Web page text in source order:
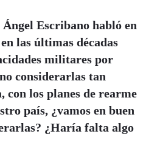
Ángel Escribano habló en
las últimas décadas
militares por
considerarlas tan
con los planes de rearme
país, ¿vamos en buen
¿Haría falta algo